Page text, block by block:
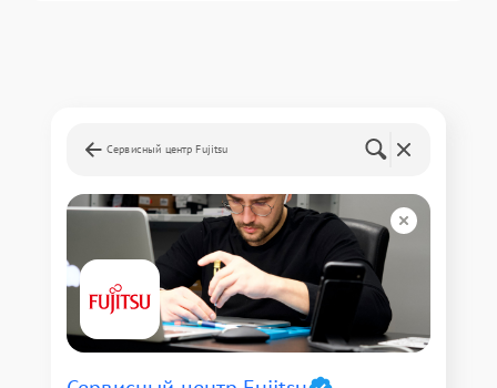
Сервисный центр Fujitsu